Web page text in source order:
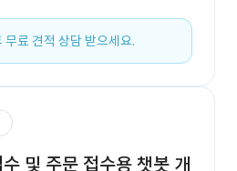
무료 견적 상담 받으세요.
및 주문 접수용 챗봇 개